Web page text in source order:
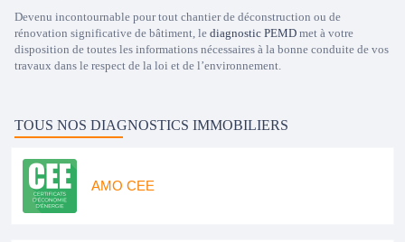
Devenu incontournable pour tout chantier de déconstruction ou de
rénovation significative de bâtiment, le diagnostic PEMD met à votre
disposition de toutes les informations nécessaires à la bonne conduite de vos
travaux dans le respect de la loi et de l’environnement.
TOUS NOS DIAGNOSTICS IMMOBILIERS
AMO CEE